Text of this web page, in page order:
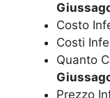
Costo
Costi
Quanto
Prezzo